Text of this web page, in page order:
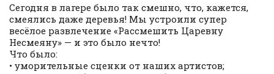
Сегодня в лагере было так смешно, что, кажется,
смеялись даже деревья! Мы устроили супер
весёлое развлечение «Рассмешить Царевну
Несмеяну» — и это было нечто!
Что было:
• уморительные сценки от наших артистов;